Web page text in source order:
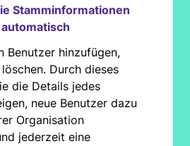
Stamminformationen
Benutzer hinzufügen,
Durch dieses
die Details jedes
neue Benutzer dazu
Organisation
jederzeit eine